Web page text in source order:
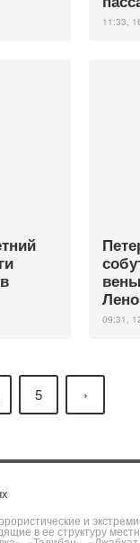
11:33,
09:31,
5 ›
и
в ее структуру